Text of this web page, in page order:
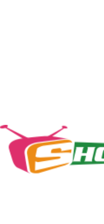
好的影視線上看網站。免費高清HD電